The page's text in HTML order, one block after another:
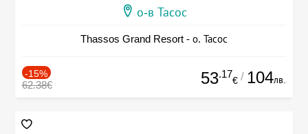
о-в Тасос
Thassos Grand Resort - о. Тасос
-15%
62.38€ 53.17
€ / 104лв.